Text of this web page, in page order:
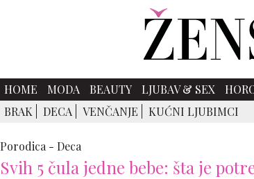
HOME MODA BEAUTY LJUBAV & SEX
BRAK
DECA VENČANJE KUĆNI LJUBIMCI
Porodica - Deca
Svih 5 čula jedne bebe: šta je